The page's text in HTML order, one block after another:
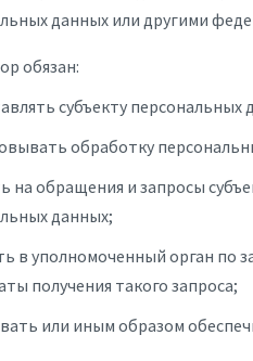
данных или другими
обязан:
субъекту
обработку
на обращения и запросы
данных;
в уполномоченный орган по
получения такого запроса;
или иным образом